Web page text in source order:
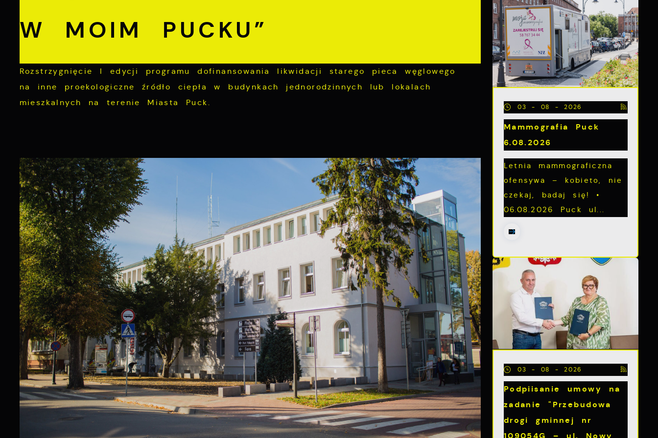
W MOIM PUCKU”
Rozstrzygnięcie I edycji programu dofinansowania likwidacji starego pieca węglowego
na inne proekologiczne źródło ciepła w budynkach jednorodzinnych lub lokalach
mieszkalnych na terenie Miasta Puck.
03 - 08 - 2026
Mammografia Puck
6.08.2026
Letnia mammograficzna
ofensywa – kobieto, nie
czekaj, badaj się! •
06.08.2026 Puck ul...
03 - 08 - 2026
Podpiisanie umowy na
zadanie "Przebudowa
drogi gminnej nr